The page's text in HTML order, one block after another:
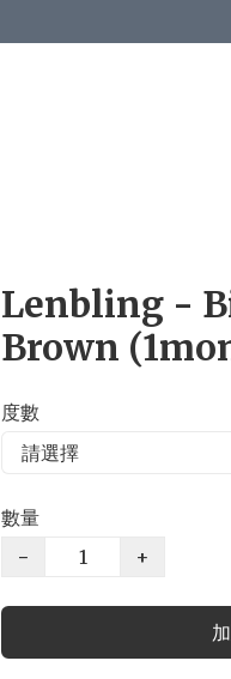
Lenbling -
Brown
度數
數量
−
+